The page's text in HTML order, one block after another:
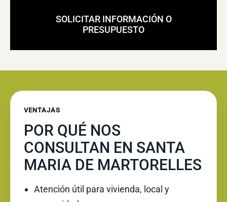
SOLICITAR INFORMACIÓN O
PRESUPUESTO
VENTAJAS
POR QUÉ NOS
CONSULTAN EN SANTA
MARIA DE MARTORELLES
Atención útil para vivienda, local y